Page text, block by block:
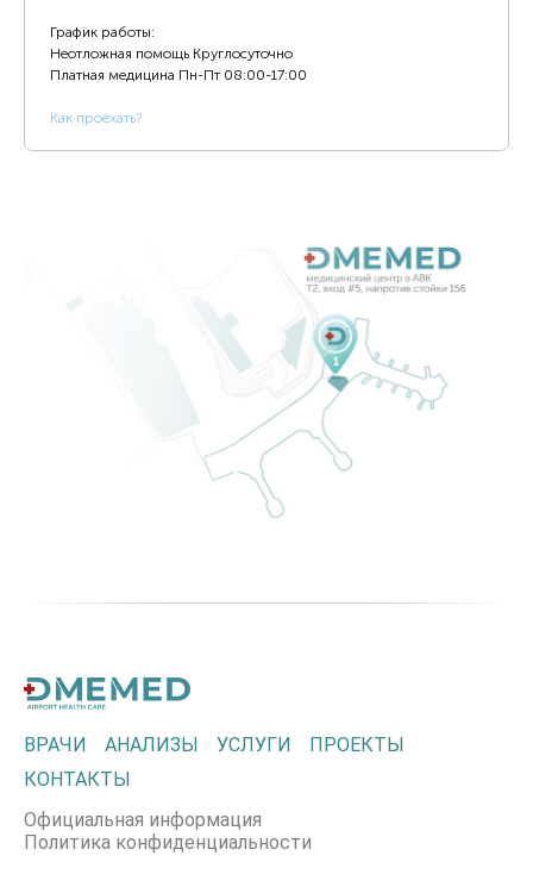
График работы:
Неотложная помощь Круглосуточно
Платная медицина Пн-Пт 08:00-17:00
Как проехать?
ВРАЧИ АНАЛИЗЫ УСЛУГИ
ПРОЕКТЫ
КОНТАКТЫ
Официальная информация
Политика конфиденциальности